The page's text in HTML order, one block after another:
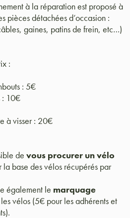
à la réparation est proposé à
pièces détachées d’occasion :
gaines, patins de frein, etc…)
:
: 5€
: 10€
à visser : 20€
de vous procurer un vélo
la base des vélos récupérés par
également le marquage
vélos (5€ pour les adhérents et